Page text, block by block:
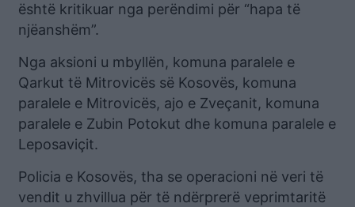
është kritikuar nga perëndimi për “hapa të
njëanshëm”.
Nga aksioni u mbyllën, komuna paralele e
Qarkut të Mitrovicës së Kosovës, komuna
paralele e Mitrovicës, ajo e Zveçanit, komuna
paralele e Zubin Potokut dhe komuna paralele e
Leposaviçit.
Policia e Kosovës, tha se operacioni në veri të
vendit u zhvillua për të ndërprerë veprimtaritë